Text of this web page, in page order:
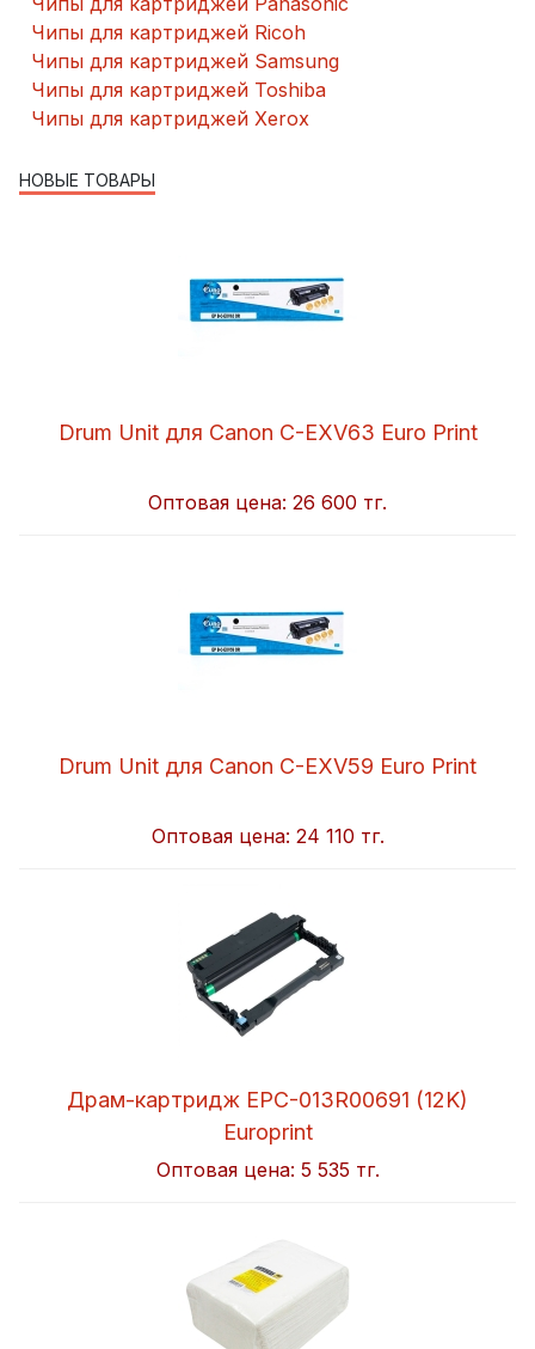
Чипы для картриджей Ricoh
Чипы для картриджей Samsung
Чипы для картриджей Toshiba
Чипы для картриджей Xerox
НОВЫЕ ТОВАРЫ
Drum Unit для Canon C-EXV63 Euro Print
Оптовая цена: 26 600 тг.
Drum Unit для Canon C-EXV59 Euro Print
Оптовая цена: 24 110 тг.
Драм-картридж EPC-013R00691 (12K)
Europrint
Оптовая цена: 5 535 тг.